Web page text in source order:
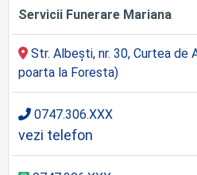
Servicii Funerare Mariana
Str. Albești, nr. 30, Curtea de
poarta la Foresta)
0747.306.XXX
vezi telefon